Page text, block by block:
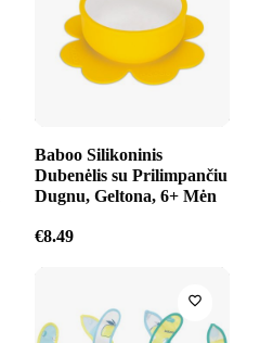
Baboo Silikoninis
Dubenėlis su Prilimpančiu
Dugnu, Geltona, 6+ Mėn
€8.49